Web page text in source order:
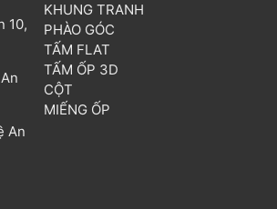
10,
An
KHUNG TRANH
PHÀO GÓC
TẤM FLAT
TẤM ỐP 3D
CỘT
MIẾNG ỐP